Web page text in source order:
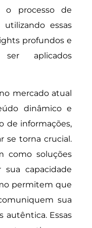
o processo de
essas
profundos e
aplicados
mercado atual
dinâmico e
de informações,
se torna crucial.
como soluções
sua capacidade
permitem que
sua
autêntica. Essas